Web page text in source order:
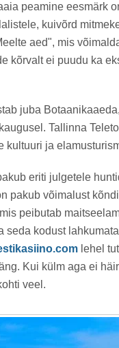
peamine eesmärk
kuivõrd
aed", mis
kõrvalt ei puudu ka
juba
Tallinna
kultuuri ja
eriti julgetele
pakub võimalust
peibutab
seda kodust
lehel
Kui külm aga ei
veel.